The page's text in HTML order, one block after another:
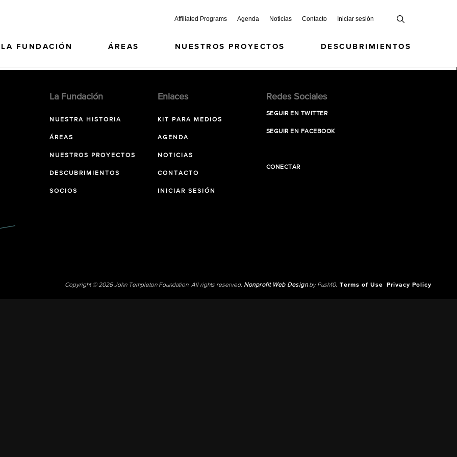
Affiliated Programs Agenda Noticias Contacto Iniciar sesión
LA FUNDACIÓN ÁREAS NUESTROS PROYECTOS DESCUBRIMIENTOS
La Fundación
NUESTRA HISTORIA
ÁREAS
NUESTROS PROYECTOS
DESCUBRIMIENTOS
SOCIOS
Enlaces
KIT PARA MEDIOS
AGENDA
NOTICIAS
CONTACTO
INICIAR SESIÓN
Redes Sociales
SEGUIR EN TWITTER
SEGUIR EN FACEBOOK
CONECTAR
Copyright © 2026 John Templeton Foundation. All rights reserved. Nonprofit Web Designby Push10. Terms of Use Privacy Policy